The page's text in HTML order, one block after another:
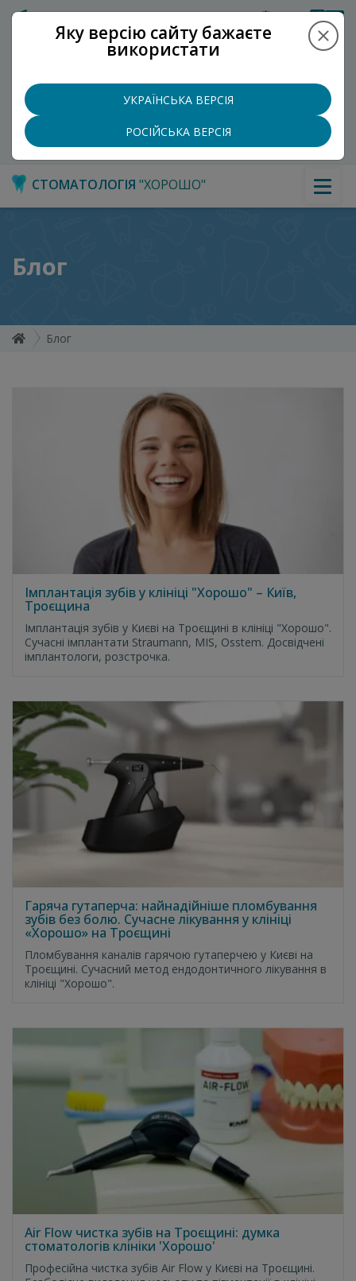
УкрРус
ХОРОШО
+38 (097) 965-5097
+ Записатися на прийом
СТОМАТОЛОГІЯ "ХОРОШО"
Блог
Блог
Імплантація зубів у клініці "Хорошо" – Київ,
Троєщина
Імплантація зубів у Києві на Троєщині в клініці "Хорошо".
Сучасні імплантати Straumann, MIS, Osstem. Досвідчені
імплантологи, розстрочка.
Гаряча гутаперча: найнадійніше пломбування
зубів без болю. Сучасне лікування у клініці
«Хорошо» на Троєщині
Пломбування каналів гарячою гутаперчею у Києві на
Троєщині. Сучасний метод ендодонтичного лікування в
клініці "Хорошо".
Air Flow чистка зубів на Троєщині: думка
стоматологів клініки 'Хорошо'
Професійна чистка зубів Air Flow у Києві на Троєщині.
Яку версію сайту бажаєте
використати
УКРАЇНСЬКА ВЕРСІЯ
РОСІЙСЬКА ВЕРСІЯ